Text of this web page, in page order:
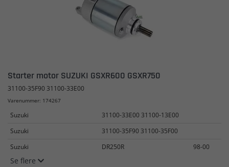
Starter motor SUZUKI GSXR600 GSXR750
31100-35F90 31100-33E00
Varenummer: 174267
Suzuki
31100-33E00 31100-13E00
Suzuki
31100-35F90 31100-35F00
Suzuki
DR250R 98-00
Se flere